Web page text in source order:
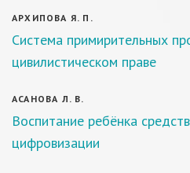
АРХИПОВА Я. П.
Система примирительных
цивилистическом праве
АСАНОВА Л. В.
Воспитание ребёнка
цифровизации